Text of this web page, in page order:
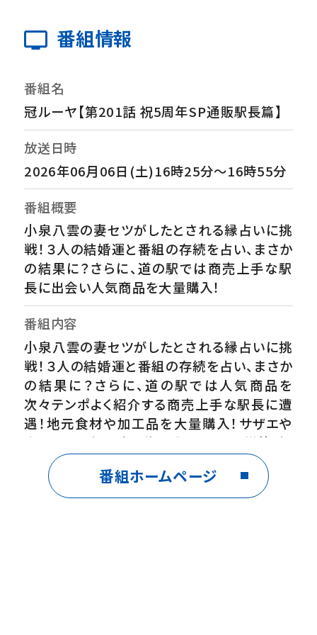
番組情報
番組名
冠ルーヤ【第201話 祝5周年SP通販駅長篇】
放送日時
2026年06月06日(土)16時25分～16時55分
番組概要
小泉八雲の妻セツがしたとされる縁占いに挑
戦！３人の結婚運と番組の存続を占い、まさか
の結果に？さらに、道の駅では商売上手な駅
長に出会い人気商品を大量購入！
番組内容
小泉八雲の妻セツがしたとされる縁占いに挑
戦！３人の結婚運と番組の存続を占い、まさか
の結果に？さらに、道の駅では人気商品を
次々テンポよく紹介する商売上手な駅長に遭
遇！地元食材や加工品を大量購入！サザエや
岩ガキなど松江市の海の幸もしっかり堪能！松
江市編これにて完結！お楽しみに！
出演者
番組ホームページ